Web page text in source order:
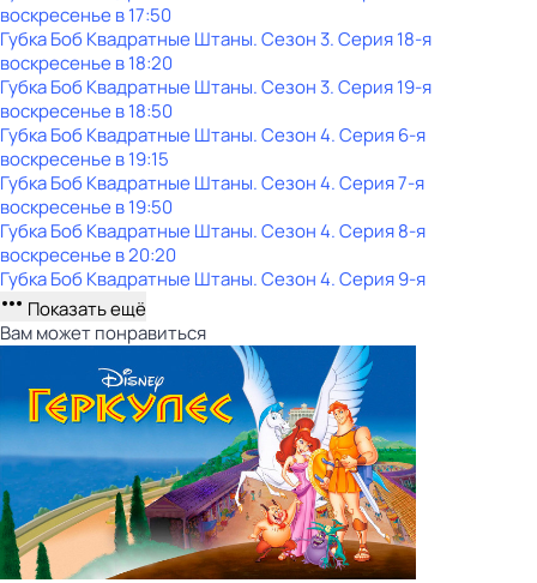
воскресенье в17:50
Губка Боб Квадратные Штаны. Сезон 3. Серия 18-я
воскресенье в18:20
Губка Боб Квадратные Штаны. Сезон 3. Серия 19-я
воскресенье в18:50
Губка Боб Квадратные Штаны. Сезон 4. Серия 6-я
воскресенье в19:15
Губка Боб Квадратные Штаны. Сезон 4. Серия 7-я
воскресенье в19:50
Губка Боб Квадратные Штаны. Сезон 4. Серия 8-я
воскресенье в20:20
Губка Боб Квадратные Штаны. Сезон 4. Серия 9-я
Показать ещё
Вам может понравиться